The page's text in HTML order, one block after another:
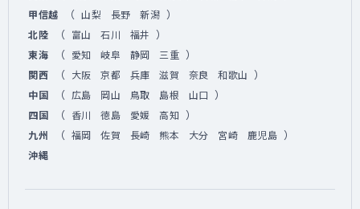
甲信越 （ 山梨 長野 新潟 ）
北陸 （ 富山 石川 福井 ）
東海 （ 愛知 岐阜 静岡 三重 ）
関西 （ 大阪 京都 兵庫 滋賀 奈良 和歌山 ）
中国 （ 広島 岡山 鳥取 島根 山口 ）
四国 （ 香川 徳島 愛媛 高知 ）
九州 （ 福岡 佐賀 長崎 熊本 大分 宮崎 鹿児島 ）
沖縄